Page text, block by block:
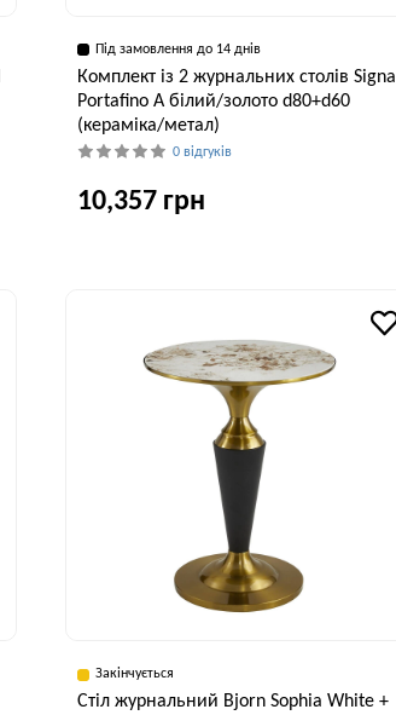
Під замовлення до 14 днів
Комплект із 2 журнальних столів Signal
Portafino A білий/золото d80+d60
(кераміка/метал)
0 відгуків
10,357 грн
42 см
Закінчується
Стіл журнальний Bjorn Sophia White +